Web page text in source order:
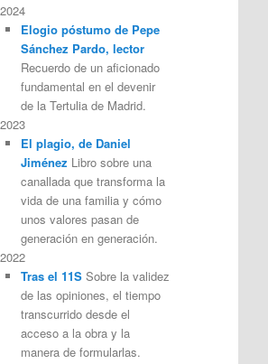
2024
Elogio póstumo de Pepe
Sánchez Pardo, lector
Recuerdo de un aficionado
fundamental en el devenir
de la Tertulia de Madrid.
2023
El plagio, de Daniel
Jiménez Libro sobre una
canallada que transforma la
vida de una familia y cómo
unos valores pasan de
generación en generación.
2022
Tras el 11SSobre la validez
de las opiniones, el tiempo
transcurrido desde el
acceso a la obra y la
manera de formularlas.